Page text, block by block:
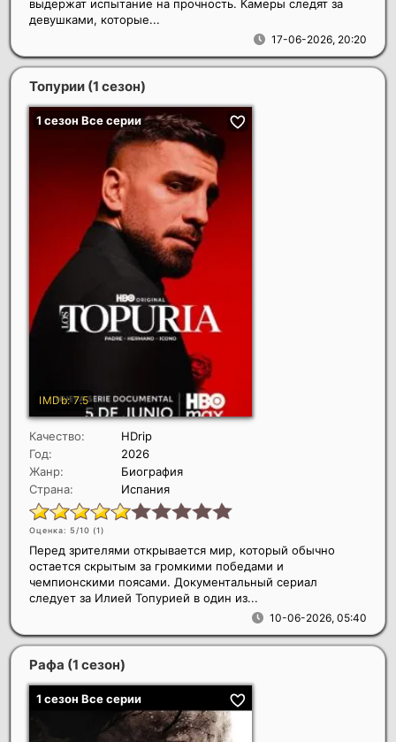
17-06-2026, 20:20
выдержат испытание на прочность. Камеры следят за
девушками, которые...
Топурии (1 сезон)
Качество:
HDrip
Год:
2026
Жанр:
Биография
Страна:
Испания
Оценка: 5/10 (1)
10-06-2026, 05:40
Перед зрителями открывается мир, который обычно
остается скрытым за громкими победами и
чемпионскими поясами. Документальный сериал
следует за Илией Топурией в один из...
Рафа (1 сезон)